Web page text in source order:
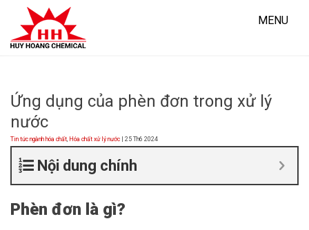
content
MENU
Ứng dụng của phèn đơn trong xử lý
nước
Tin tức ngành hóa chất, Hóa chất xử lý nước | 25 Th6 2024
Nội dung chính
Phèn đơn là gì?